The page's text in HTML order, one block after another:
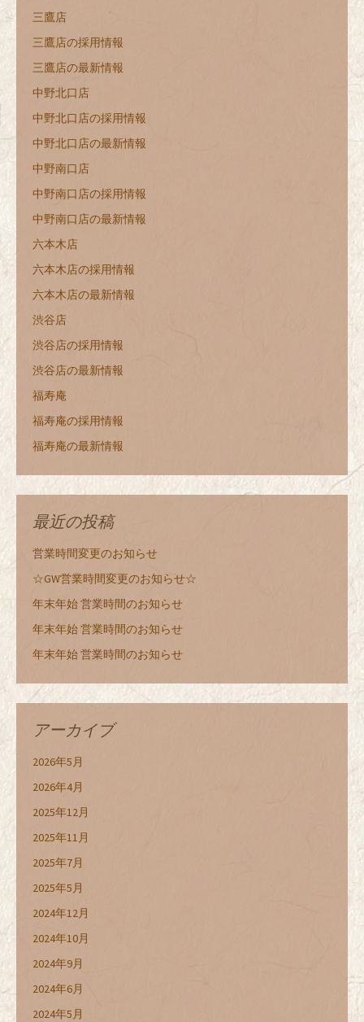
三鷹店
三鷹店の採用情報
三鷹店の最新情報
中野北口店
中野北口店の採用情報
中野北口店の最新情報
中野南口店
中野南口店の採用情報
中野南口店の最新情報
六本木店
六本木店の採用情報
六本木店の最新情報
渋谷店
渋谷店の採用情報
渋谷店の最新情報
福寿庵
福寿庵の採用情報
福寿庵の最新情報
最近の投稿
営業時間変更のお知らせ
☆GW営業時間変更のお知らせ☆
年末年始 営業時間のお知らせ
年末年始 営業時間のお知らせ
年末年始 営業時間のお知らせ
アーカイブ
2026年5月
2026年4月
2025年12月
2025年11月
2025年7月
2025年5月
2024年12月
2024年10月
2024年9月
2024年6月
2024年5月